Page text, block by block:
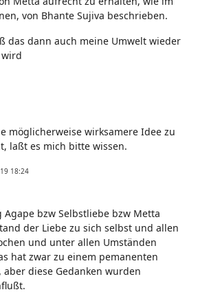
von Bhante Sujiva beschrieben.
das dann auch meine Umwelt wieder
möglicherweise wirksamere Idee zu
laßt es mich bitte wissen.
18:24
Agape bzw Selbstliebe bzw Metta
der Liebe zu sich selbst und allen
und unter allen Umständen
hat zwar zu einem pemanenten
diese Gedanken wurden